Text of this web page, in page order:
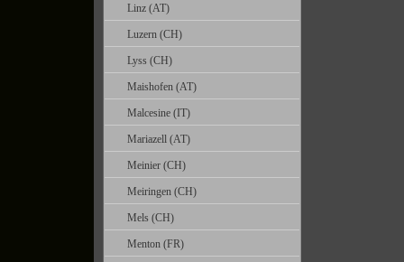
Linz (AT)
Luzern (CH)
Lyss (CH)
Maishofen (AT)
Malcesine (IT)
Mariazell (AT)
Meinier (CH)
Meiringen (CH)
Mels (CH)
Menton (FR)